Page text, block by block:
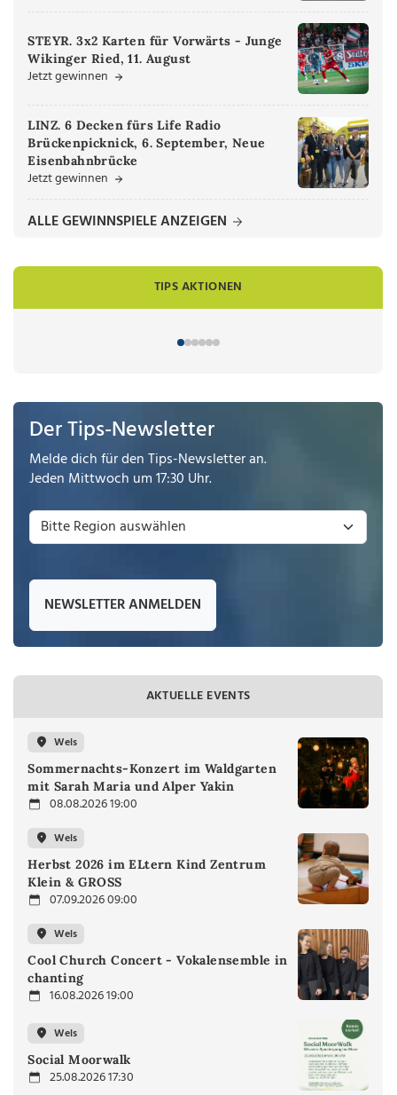
STEYR. 3x2 Karten für Vorwärts - Junge
Wikinger Ried, 11. August
Jetzt gewinnen
LINZ. 6 Decken fürs Life Radio
Brückenpicknick, 6. September, Neue
Eisenbahnbrücke
Jetzt gewinnen
ALLE GEWINNSPIELE ANZEIGEN
TIPS AKTIONEN
Der Tips-Newsletter
Melde dich für den Tips-Newsletter an.
Jeden Mittwoch um 17:30 Uhr.
NEWSLETTER ANMELDEN
AKTUELLE EVENTS
Wels
Sommernachts-Konzert im Waldgarten
mit Sarah Maria und Alper Yakin
08.08.2026 19:00
Wels
Herbst 2026 im ELtern Kind Zentrum
Klein & GROSS
07.09.2026 09:00
Wels
Cool Church Concert - Vokalensemble in
chanting
16.08.2026 19:00
Wels
Social Moorwalk
25.08.2026 17:30